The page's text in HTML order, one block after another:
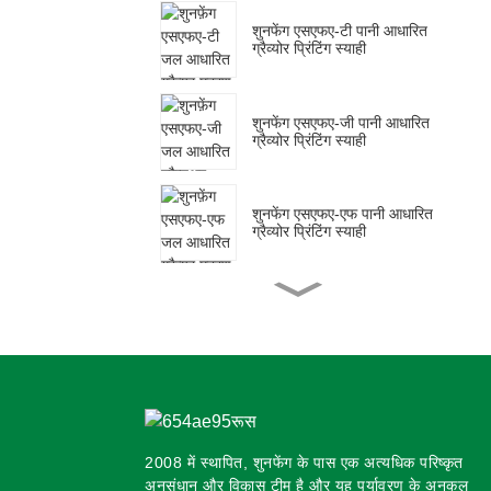
शुनफेंग एसएफए-टी पानी आधारित
ग्रैव्योर प्रिंटिंग स्याही
शुनफेंग एसएफए-जी पानी आधारित
ग्रैव्योर प्रिंटिंग स्याही
शुनफेंग एसएफए-एफ पानी आधारित
ग्रैव्योर प्रिंटिंग स्याही
फ्लेक्सो फिल्म स्याही
2008 में स्थापित, शुनफेंग के पास एक अत्यधिक परिष्कृत
अनुसंधान और विकास टीम है और यह पर्यावरण के अनुकूल